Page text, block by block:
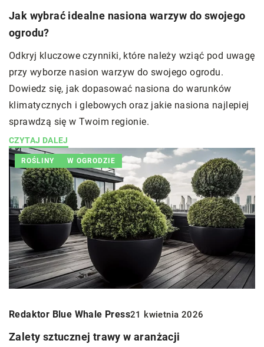
Jak wybrać idealne nasiona warzyw do swojego
ogrodu?
Odkryj kluczowe czynniki, które należy wziąć pod uwagę
przy wyborze nasion warzyw do swojego ogrodu.
Dowiedz się, jak dopasować nasiona do warunków
klimatycznych i glebowych oraz jakie nasiona najlepiej
sprawdzą się w Twoim regionie.
CZYTAJ DALEJ
ROŚLINY W OGRODZIE
Redaktor Blue Whale Press21 kwietnia 2026
Zalety sztucznej trawy w aranżacji